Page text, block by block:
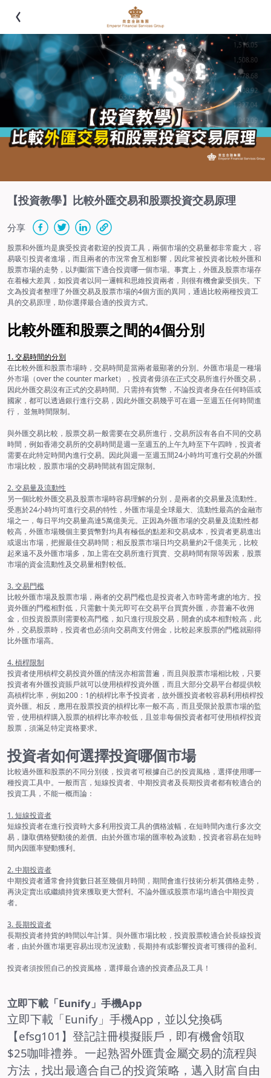
【投資教學】比較外匯交易和股票投資交易原理
分享
股票和外匯均是廣受投資者歡迎的投資工具，兩個市場的交易量都非常龐大，容
易吸引投資者進場，而且兩者的市況常會互相影響，因此常被投資者比較外匯和
股票市場的走勢，以判斷當下適合投資哪一個市場。事實上，外匯及股票市場存
在着極大差異，如投資者以同一邏輯和思維投資兩者，則很有機會蒙受損失。下
文為投資者整理了外匯交易及股票市場的4個方面的異同，通過比較兩種投資工
具的交易原理，助你選擇最合適的投資方式。
比較外匯和股票之間的4個分別
1. 交易時間的分別
在比較外匯和股票市場時，交易時間是當兩者最顯著的分別。外匯市場是一種場
外市場（over the counter market），投資者毋須在正式交易所進行外匯交易，
因此外匯交易沒有正式的交易時間。只需持有貨幣，不論投資者身在任何時區或
國家，都可以透過銀行進行交易，因此外匯交易幾乎可在週一至週五任何時間進
行， 並無時間限制。
與外匯交易比較，股票交易一般需要在交易所進行，交易所設有各自不同的交易
時間，例如香港交易所的交易時間是週一至週五的上午九時至下午四時，投資者
需要在此特定時間內進行交易。因此與週一至週五間24小時均可進行交易的外匯
市場比較，股票市場的交易時間就有固定限制。
2. 交易量及流動性
另一個比較外匯交易及股票市場時容易理解的分別，是兩者的交易量及流動性。
受惠於24小時均可進行交易的特性，外匯市場是全球最大、流動性最高的金融市
場之一，每日平均交易量高達5萬億美元。正因為外匯市場的交易量及流動性都
較高，外匯市場幾個主要貨幣對均具有極低的點差和交易成本，投資者更易進出
或退出市場，把握最佳交易時間；相反股票市場日均交易量約2千億美元，比較
起來遠不及外匯市場多，加上需在交易所進行買賣、交易時間有限等因素，股票
市場的資金流動性及交易量相對較低。
3. 交易門檻
比較外匯市場及股票市場，兩者的交易門檻也是投資者入市時需考慮的地方。投
資外匯的門檻相對低，只需數十美元即可在交易平台買賣外匯，亦普遍不收佣
金，但投資股票則需要較高門檻，如只進行現股交易，開倉的成本相對較高，此
外，交易股票時，投資者也必須向交易商支付佣金，比較起來股票的門檻就顯得
比外匯市場高。
4. 槓桿限制
投資者使用槓桿交易投資外匯的情況亦相當普遍，而且與股票市場相比較，只要
投資者有外匯投資賬戶就可以使用槓桿投資外匯，而且大部分交易平台都提供較
高槓桿比率，例如200：1的槓桿比率予投資者，故外匯投資者較容易利用槓桿投
資外匯。相反，應用在股票投資的槓桿比率一般不高，而且受限於股票市場的監
管，使用槓桿購入股票的槓桿比率亦較低，且並非每個投資者都可使用槓桿投資
股票，須滿足特定資格要求。
投資者如何選擇投資哪個市場
比較過外匯和股票的不同分別後，投資者可根據自己的投資風格，選擇使用哪一
種投資工具中。一般而言，短線投資者、中期投資者及長期投資者都有較適合的
投資工具，不能一概而論：
1. 短線投資者
短線投資者在進行投資時大多利用投資工具的價格波幅，在短時間內進行多次交
易，賺取價格變動後的差價。由於外匯市場的匯率較為波動，投資者容易在短時
間內因匯率變動獲利。
2. 中期投資者
中期投資者通常會持貨數日甚至幾個月時間，期間會進行技術分析其價格走勢，
再決定賣出或繼續持貨來獲取更大營利。不論外匯或股票市場均適合中期投資
者。
3. 長期投資者
長期投資者持貨的時間以年計算。與外匯市場比較，投資股票較適合於長線投資
者，由於外匯市場更容易出現市況波動，長期持有或影響投資者可獲得的盈利。
投資者須按照自己的投資風格，選擇最合適的投資產品及工具！
立即下載「Eunify」手機App
立即下載「Eunify」手機App，並以兌換碼
【efsg101 】登記註冊模擬賬戶，即有機會領取
$25咖啡禮券。一起熟習外匯貴金屬交易的流程與
方法，找出最適合自己的投資策略，邁入財富自由